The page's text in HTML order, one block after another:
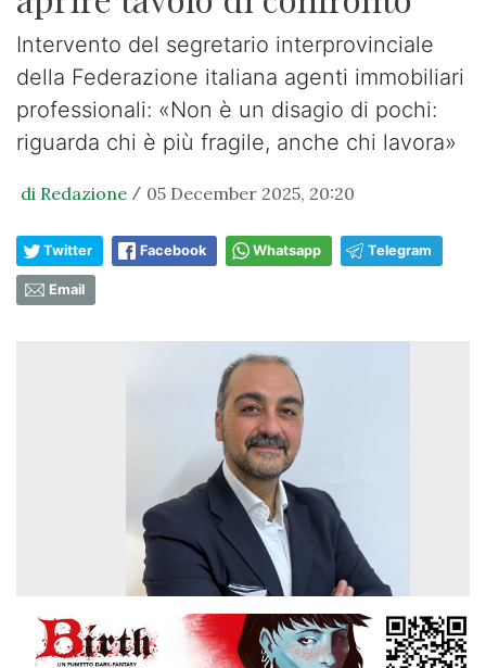
Intervento del segretario interprovinciale
della Federazione italiana agenti immobiliari
professionali: «Non è un disagio di pochi:
riguarda chi è più fragile, anche chi lavora»
di Redazione / 05 December 2025, 20:20
Twitter Facebook Whatsapp Telegram
Email